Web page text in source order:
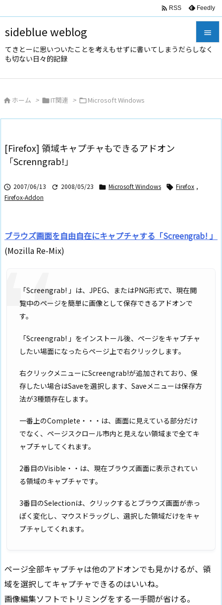
sideblue weblog
てきとーに思いついたことを考えもせずに書いてしまうだらしなく
も切ない日々的記録



 RSS Feedly
 ホーム > IT関連 > Microsoft Windows
[Firefox] 領域キャプチャもできるアドオン
「Screnngrab!」
 2007/06/13  2008/05/23  Microsoft Windows  Firefox ,
Firefox-Addon
ブラウズ画面を自由自在にキャプチャする「Screengrab! 」
(Mozilla Re-Mix)
「Screengrab! 」は、JPEG、またはPNG形式で、現在閲
覧中のページを簡単に画像として保存できるアドオンで
す。
「Screengrab! 」をインストール後、ページをキャプチャ
したい場面になったらページ上で右クリックします。
右クリックメニューにScreengrab!が追加されており、保
存したい場合はSaveを選択します、Saveメニューは保存方
法が3種類存在します。
一番上のComplete・・・は、画面に見えている部分だけ
でなく、ページスクロール市内と見えない領域まで全てキ
ャプチャしてくれます。
2番目のVisible・・は、現在ブラウズ画面に表示されてい
る領域のキャプチャです。
3番目のSelectionは、クリックするとブラウズ画面が赤っ
ぽく変化し、マウスドラッグし、選択した領域だけをキャ
プチャしてくれます。
ページ全部キャプチャは他のアドオンでも見かけるが、領
域を選択してキャプチャできるのはいいね。
画像編集ソフトでトリミングをする一手間が省ける。